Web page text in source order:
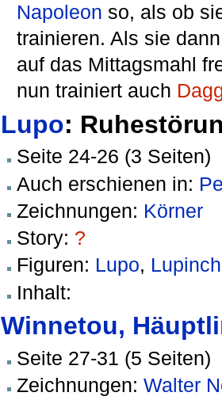
Napoleon so, als ob
trainieren. Als sie
auf das Mittagsmahl
nun trainiert auch
Lupo:
Seite 24-26 (3 Seiten)
Auch erschienen in:
Zeichnungen: Körner
Story: ?
Figuren: Lupo,
Inhalt:
Winnetou,
Seite 27-31 (5 Seiten)
Zeichnungen: Walter